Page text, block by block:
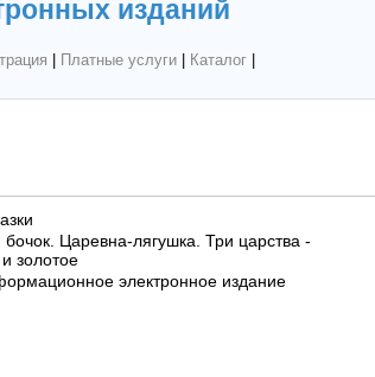
изданий
Платные услуги| Каталог|
Царевна-лягушка. Три царства -
золотое
электронное издание